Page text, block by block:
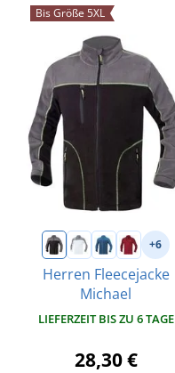
Bis Größe 5XL
+6
Herren Fleecejacke
Michael
LIEFERZEIT BIS ZU 6 TAGE
28,30 €